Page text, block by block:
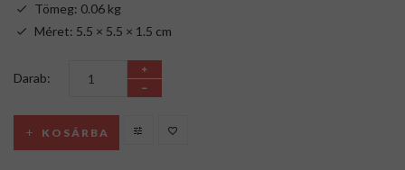
Tömeg: 0.06 kg
Méret: 5.5 × 5.5 × 1.5 cm
Darab:
KOSÁRBA